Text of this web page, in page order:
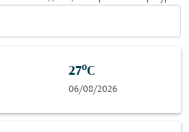
27°C
06/08/2026